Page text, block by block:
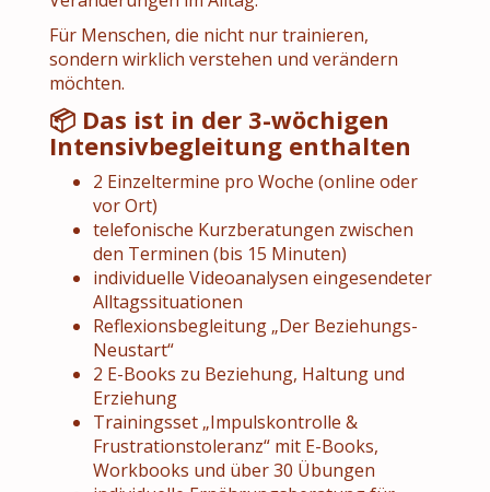
Für Menschen, die nicht nur trainieren,
sondern wirklich verstehen und verändern
möchten.
📦 Das ist in der 3-wöchigen
Intensivbegleitung enthalten
2 Einzeltermine pro Woche (online oder
vor Ort)
telefonische Kurzberatungen zwischen
den Terminen (bis 15 Minuten)
individuelle Videoanalysen eingesendeter
Alltagssituationen
Reflexionsbegleitung „Der Beziehungs-
Neustart“
2 E-Books zu Beziehung, Haltung und
Erziehung
Trainingsset „Impulskontrolle &
Frustrationstoleranz“ mit E-Books,
Workbooks und über 30 Übungen